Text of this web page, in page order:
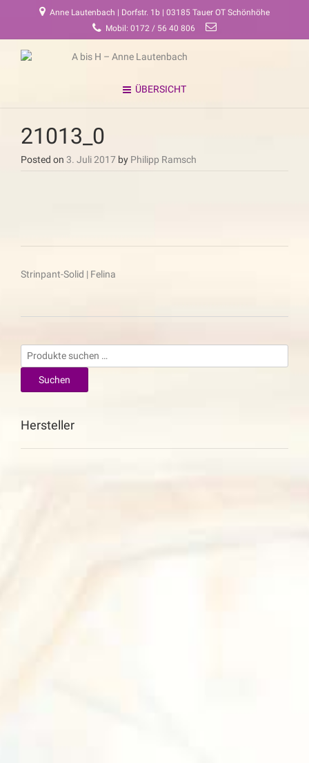
Anne Lautenbach | Dorfstr. 1b | 03185 Tauer OT Schönhöhe
Mobil: 0172 / 56 40 806
ÜBERSICHT
21013_0
Posted on 3. Juli 2017 by Philipp Ramsch
Beitragsnavigation
Strinpant-Solid | Felina
Suchen
nach:
Suchen
Hersteller